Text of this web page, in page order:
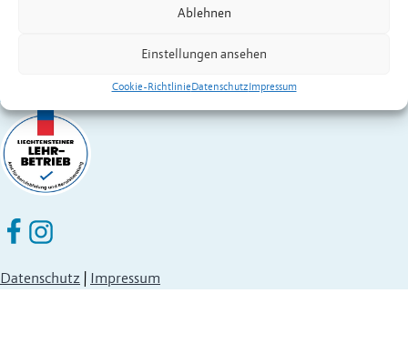
Ablehnen
Einstellungen ansehen
Cookie-RichtlinieDatenschutzImpressum
Eschen Nendeln auf Facebook
Eschen Nendeln auf Instagram
Datenschutz | Impressum